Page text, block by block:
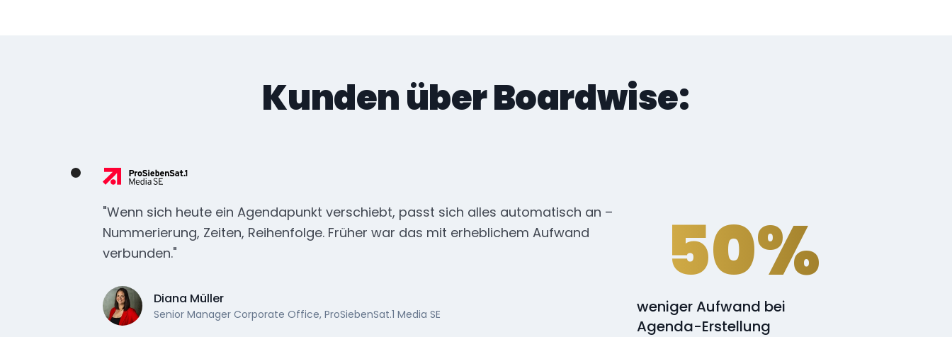
Kunden über Boardwise:
"Wenn sich heute ein Agendapunkt verschiebt, passt sich alles automatisch an –
Nummerierung, Zeiten, Reihenfolge. Früher war das mit erheblichem Aufwand
verbunden."
Diana Müller
Senior Manager Corporate Office, ProSiebenSat.1 Media SE
50%
weniger Aufwand bei
Agenda-Erstellung